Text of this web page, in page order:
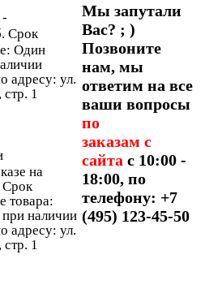
-
Срок
Один
адресу: ул.
1
на
Срок
товара:
наличии
адресу: ул.
1
Мы запутали
Вас? ; )
Позвоните
нам, мы
ответим на все
ваши вопросы
по
заказам с
сайта с 10:00 -
18:00, по
телефону: +7
(495) 123-45-50